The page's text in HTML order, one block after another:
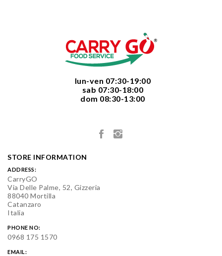
  lun-ven 07:30-19:00
  sab 07:30-18:00
  dom 08:30-13:00
STORE INFORMATION
ADDRESS:
CarryGO
Via Delle Palme, 52, Gizzeria
88040 Mortilla
Catanzaro
Italia
PHONE NO:
0968 175 1570
EMAIL: